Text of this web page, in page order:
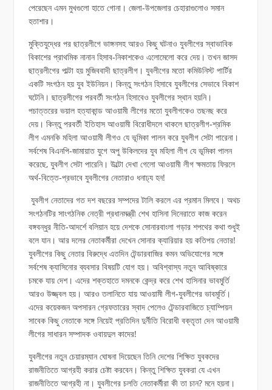
পেরেছেন এমন মুখগুলো হাতে গোনা। জেলা-উপজেলার চেহারাগুলোও সমান
হতাশার।
মুক্তিযুদ্ধের পর ছাত্রলীগে ভাঙ্গনসহ আরও কিছু ঘটনাও যুবলীগের স্বাভাবিক
বিকাশের প্রাথমিক নানান হিসাব-নিকাশকেও এলোমেলো করে দেয়। তখন জাসদ
ছাত্রলীগের পাল্টা হয় মুজিববাদী ছাত্রলীগ। যুবলীগের মতো কমিউনিস্ট পার্টির
একটি সংগঠন হয় যুব ইউনিয়ন। কিন্তু সংগঠন হিসাবে যুবলীগের সেভাবে বিকাশ
ঘটেনি। ছাত্রলীগের পরবর্তী সংগঠন হিসাবেও যুবলীগের স্থান হয়নি।
পচাত্তরের ভয়াল হত্যাকান্ড আওয়ামী লীগের মতো যুবলীগকেও তছনছ করে
দেয়। কিন্তু পরবর্তী ইতিহাস আওয়ামী বিরোধীদলে থাকলে ছাত্রলীগ-শ্রমিক
লীগ এমনকি মহিলা আওয়ামী লীগও যে ভূমিকা পালন করে যুবলীগ সেটা পারেনা।
সর্বশেষ বিএনপি-জামায়াত যুগে অপু উকিলদের যুব মহিলা লীগ যে ভূমিকা পালন
করেছে, যুবলীগ সেটা পারেনি। উল্টো দেখা গেলো আওয়ামী লীগ ক্ষমতায় ফিরলে
অর্থ-বিত্তে-প্রভাবে যুবলীগের নেতারাও ধনাঢ্য হন!
যুবলীগ নেতাদের গত দশ বছরের সম্পদের টালি করলে এর প্রমান মিলবে। অথচ
সংগঠনটির সাংগঠনিক নেত্রী প্রধানমন্ত্রী শেখ হাসিনা দিনেরাতে কাজ করেন
বঙ্গবন্ধুর নীতি-আদর্শে বলিয়ান হয়ে দেশকে সোনারবাংলা গড়ার শপথের কথা শুধুই
বলে যান। আর দলের নেতাকর্মীরা দেখেন সোনার ক্যারিয়ার হয় কতিপয় নেতার!
যুবলীগের কিছু নেতার বিরুদ্ধে এতদিন টেন্ডারবাজির কমন অভিযোগের সঙ্গে
সর্বশেষ ক্যাসিনোর ব্যবসার বিষয়টি যোগ হয়। অবিশ্বাস্য নতুন আবিষ্কারে
চমকে যায় দেশ। এদের শক্তহাতে দমনকে কেন্দ্র করে শেখ হাসিনার ভাবমূ্র্তি
আরও উজ্জ্বল হয়। আরও তলানিতে যায় আওয়ামী লীগ-যুবলীগের ভাবমূর্তি।
এদের কয়েকজন অপসারন গ্রেফতারের স্বাদ পেলেও টেন্ডারবাজিতে চ্যাম্পিয়ন
সাবেক কিছু নেতাকে সঙ্গে নিয়েই প্রতিদিন দুর্নীতি বিরোধী বক্তৃতা দেন আওয়ামী
লীগের সাধারন সম্পাদক ওবায়দুল কাদের!
যুবলীগের নতুন চেয়ারম্যান ঘোষনা দিয়েছেন তিনি দেশের শিক্ষিত যুবকদের
রাজনীতিতে আগ্রহী করার চেষ্টা করবেন। কিন্তু শিক্ষিত যুবকরা যে এখন
রাজনীতিতে আগ্রহী না। যুবলীগের চলতি নেতাকর্মীরা কী তা চান? মনে হয়না।